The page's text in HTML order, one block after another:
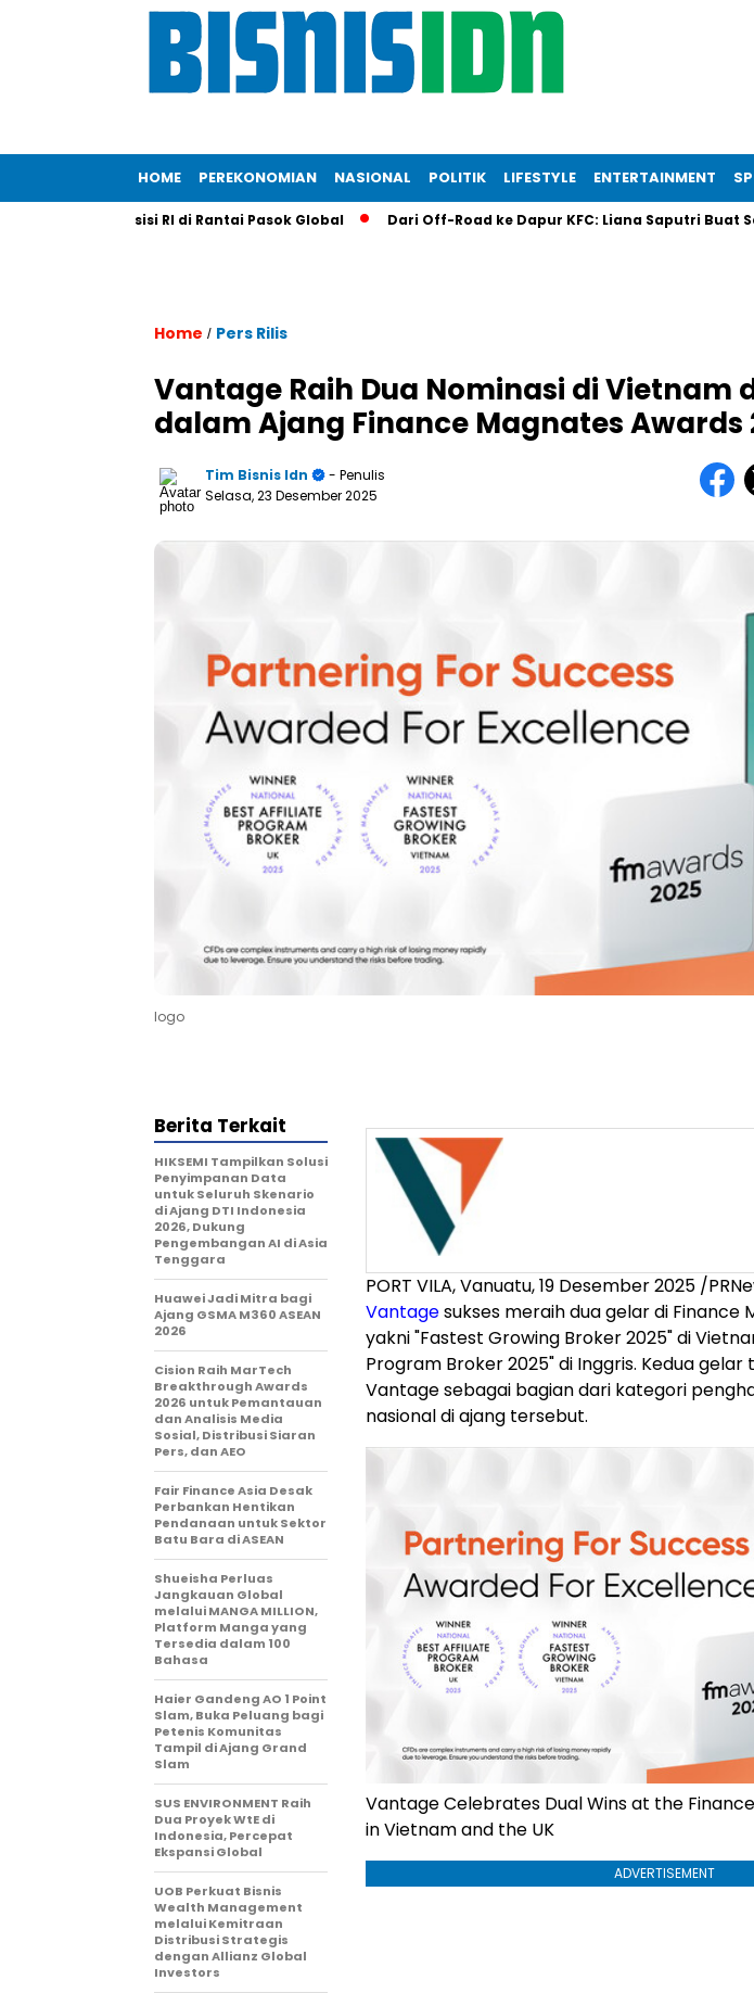
HOME PEREKONOMIAN NASIONAL POLITIK LIFESTYLE ENTERTAINMENT
Posisi RI di Rantai Pasok Global Dari Off-Road ke Dapur KFC: Liana Saputri Buat Sejarah!
Home / Pers Rilis
Vantage Raih Dua Nominasi di Vietnam
dalam Ajang Finance Magnates Awards
Tim Bisnis Idn
- Penulis
Selasa, 23 Desember 2025
logo
PORT VILA, Vanuatu,19 Desember2025 /
Vantagesukses meraih dua gelar di Finance
yakni "Fastest Growing Broker 2025" di
Program Broker 2025" di Inggris. Kedua
Vantage sebagai bagian dari kategori
nasional di ajang tersebut.
Vantage Celebrates Dual Wins at the
in Vietnam and the UK
ADVERTISEMENT
Berita Terkait
HIKSEMI Tampilkan Solusi
Penyimpanan Data
untuk Seluruh Skenario
di Ajang DTI Indonesia
2026, Dukung
Pengembangan AI di Asia
Tenggara
Huawei Jadi Mitra bagi
Ajang GSMA M360 ASEAN
2026
Cision Raih MarTech
Breakthrough Awards
2026 untuk Pemantauan
dan Analisis Media
Sosial, Distribusi Siaran
Pers, dan AEO
Fair Finance Asia Desak
Perbankan Hentikan
Pendanaan untuk Sektor
Batu Bara di ASEAN
Shueisha Perluas
Jangkauan Global
melalui MANGA MILLION,
Platform Manga yang
Tersedia dalam 100
Bahasa
Haier Gandeng AO 1 Point
Slam, Buka Peluang bagi
Petenis Komunitas
Tampil di Ajang Grand
Slam
SUS ENVIRONMENT Raih
Dua Proyek WtE di
Indonesia, Percepat
Ekspansi Global
UOB Perkuat Bisnis
Wealth Management
melalui Kemitraan
Distribusi Strategis
dengan Allianz Global
Investors